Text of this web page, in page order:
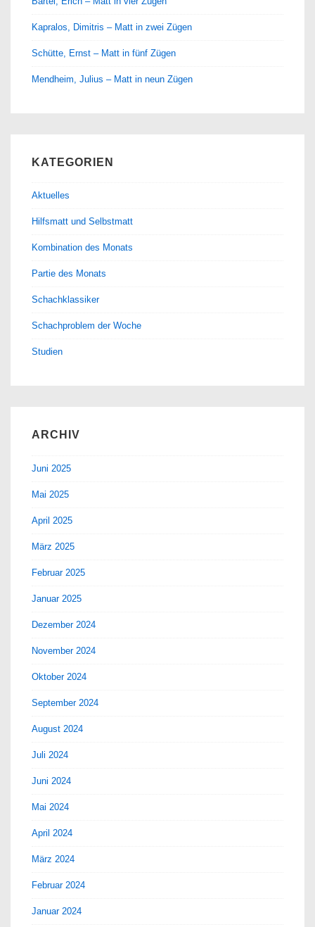
Kapralos, Dimitris – Matt in zwei Zügen
Schütte, Ernst – Matt in fünf Zügen
Mendheim, Julius – Matt in neun Zügen
KATEGORIEN
Aktuelles
Hilfsmatt und Selbstmatt
Kombination des Monats
Partie des Monats
Schachklassiker
Schachproblem der Woche
Studien
ARCHIV
Juni 2025
Mai 2025
April 2025
März 2025
Februar 2025
Januar 2025
Dezember 2024
November 2024
Oktober 2024
September 2024
August 2024
Juli 2024
Juni 2024
Mai 2024
April 2024
März 2024
Februar 2024
Januar 2024